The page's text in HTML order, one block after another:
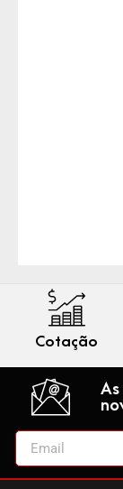
Cotação